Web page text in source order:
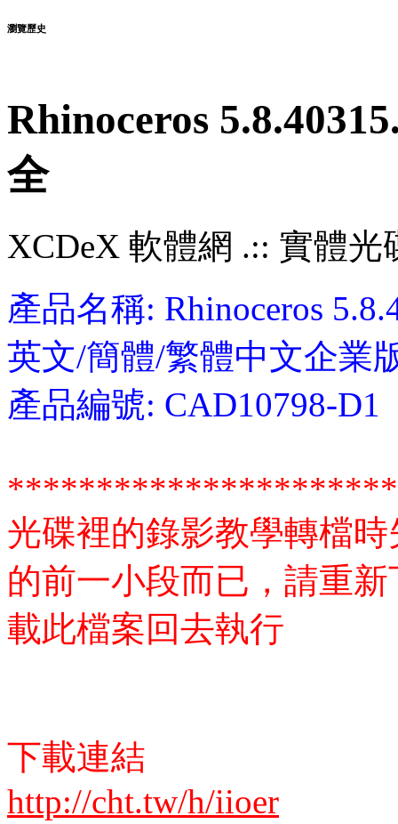
瀏覽歷史
Rhinoceros
全
XCDeX 軟體網 .:: 實體
產品名稱: Rhinoceros
英文/簡體/繁體中文企業
產品編號: CAD10798-D1
光碟裡的錄影教學轉檔
的前一小段而已，請重新
載此檔案回去執行
下載連結
http://cht.tw/h/iioer